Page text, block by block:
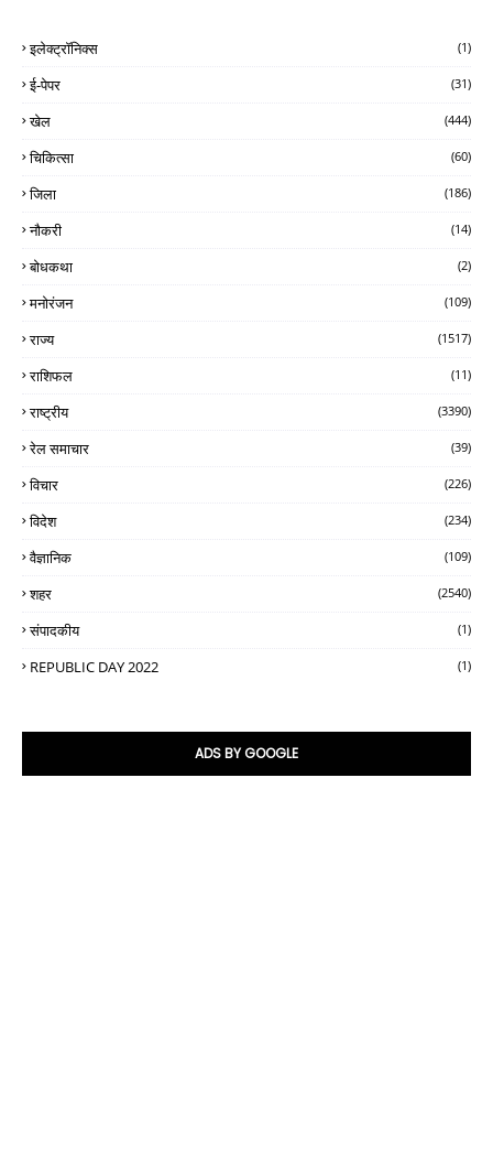
इलेक्ट्रॉनिक्स (1)
ई-पेपर (31)
खेल (444)
चिकित्सा (60)
जिला (186)
नौकरी (14)
बोधकथा (2)
मनोरंजन (109)
राज्य (1517)
राशिफल (11)
राष्ट्रीय (3390)
रेल समाचार (39)
विचार (226)
विदेश (234)
वैज्ञानिक (109)
शहर (2540)
संपादकीय (1)
REPUBLIC DAY 2022 (1)
ADS BY GOOGLE